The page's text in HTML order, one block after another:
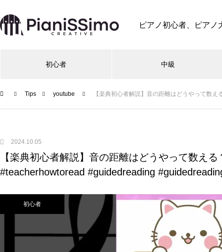
ピアノ初心者、ピアノ
初心者 中級
Tips youtube 【楽典初心者解説】音の距離はどうやって数
2024.10.05
【楽典初心者解説】音の距離はどうやって数え
#teacherhowtoread #guidedreading
初心者